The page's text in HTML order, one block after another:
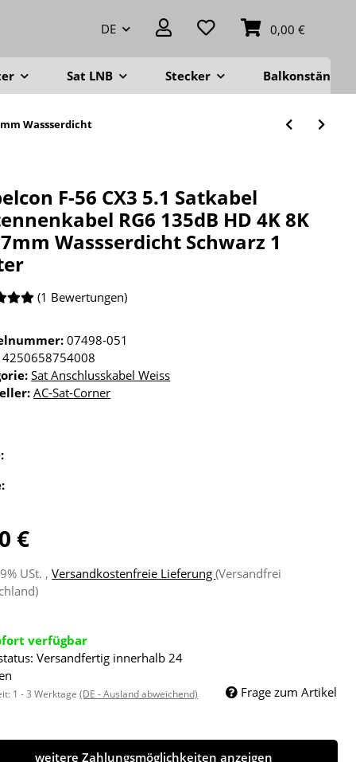
DE 0,00 €
Sat LNB Stecker Balkonständer
Wassserdicht
F-56 CX3 5.1 Satkabel
RG6 135dB HD 4K 8K
Wassserdicht Schwarz 1
(1 Bewertungen)
07498-051
4250658754008
Sat Anschlusskabel Weiss
AC-Sat-Corner
€
USt. ,Versandkostenfreie Lieferung(Versandfrei
verfügbar
Versandfertig innerhalb 24
1 - 3 Werktage(DE - Ausland abweichend) Frage zum Artikel
weitere Zahlungsmöglichkeiten anzeigen